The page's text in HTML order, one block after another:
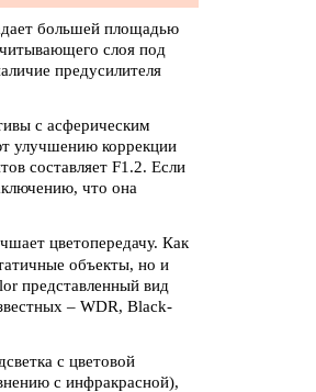
большей площадью
слоя под
предусилителя
с асферическим
улучшению коррекции
составляет F1.2. Если
что она
цветопередачу. Как
объекты, но и
представленный вид
– WDR, Black-
с цветовой
с инфракрасной),